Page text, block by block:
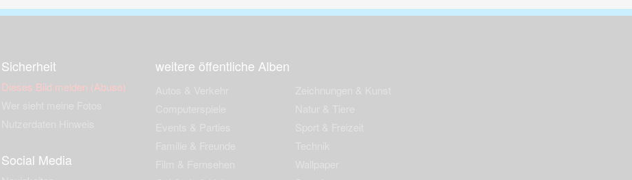
Sicherheit
Dieses Bild melden (Abuse)
Social Media
weitere öffentliche Alben